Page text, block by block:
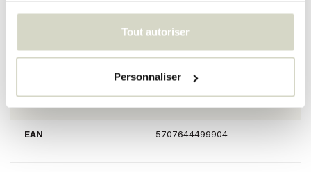
Tout autoriser
Personnaliser
SPÉCIFICATIONS DU PRODUIT
203840800
EAN 5707644499904